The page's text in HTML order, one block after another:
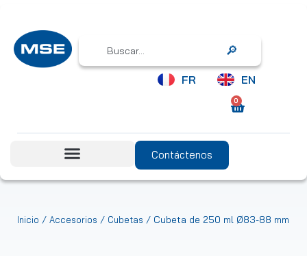
Search
FR EN
0
Contáctenos
Inicio / Accesorios / Cubetas / Cubeta de 250 ml Ø83-88 mm